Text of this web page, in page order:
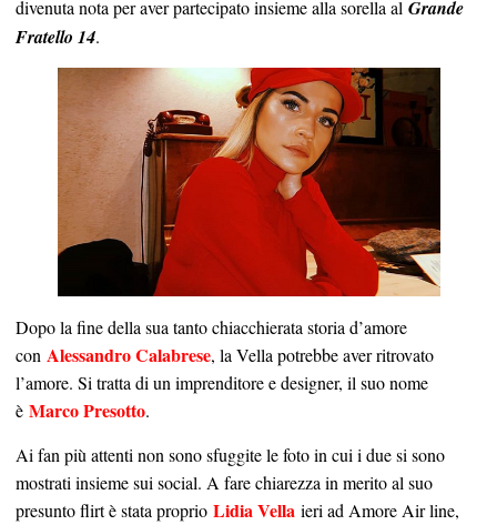
divenuta nota per aver partecipato insieme alla sorella al Grande
Fratello 14.
Dopo la fine della sua tanto chiacchierata storia d’amore
con Alessandro Calabrese, la Vella potrebbe aver ritrovato
l’amore. Si tratta di un imprenditore e designer, il suo nome
è Marco Presotto.
Ai fan più attenti non sono sfuggite le foto in cui i due si sono
mostrati insieme sui social. A fare chiarezza in merito al suo
presunto flirt è stata proprio Lidia Vella ieri ad Amore Air line,